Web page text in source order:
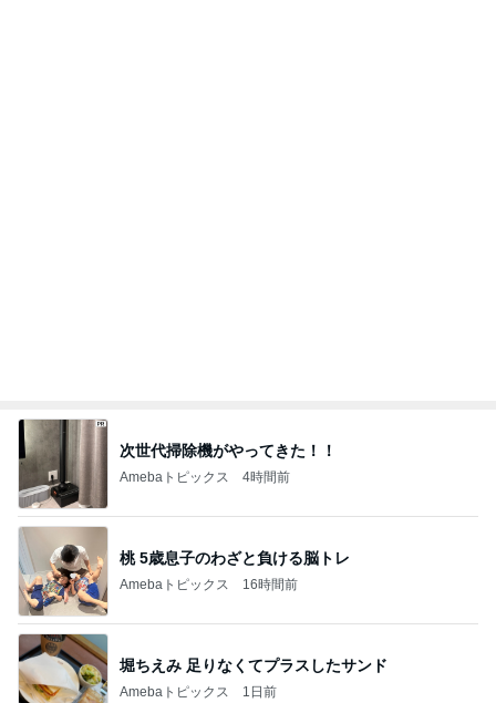
次世代掃除機がやってきた！！
Amebaトピックス 4時間前
桃 5歳息子のわざと負ける脳トレ
Amebaトピックス 16時間前
堀ちえみ 足りなくてプラスしたサンド
Amebaトピックス 1日前